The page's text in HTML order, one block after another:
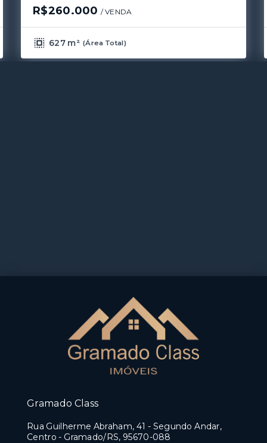
R$260.000 / VENDA
627 m² (Área Total)
Gramado Class
Rua Guilherme Abraham, 41 - Segundo Andar,
Centro - Gramado/RS, 95670-088